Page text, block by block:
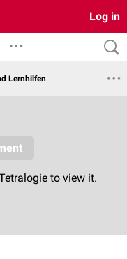
Log in
Lernhilfen